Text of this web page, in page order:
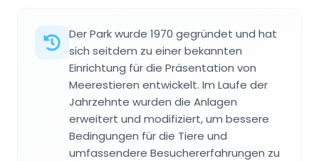
Der Park wurde 1970 gegründet und hat
sich seitdem zu einer bekannten
Einrichtung für die Präsentation von
Meerestieren entwickelt. Im Laufe der
Jahrzehnte wurden die Anlagen
erweitert und modifiziert, um bessere
Bedingungen für die Tiere und
umfassendere Besuchererfahrungen zu